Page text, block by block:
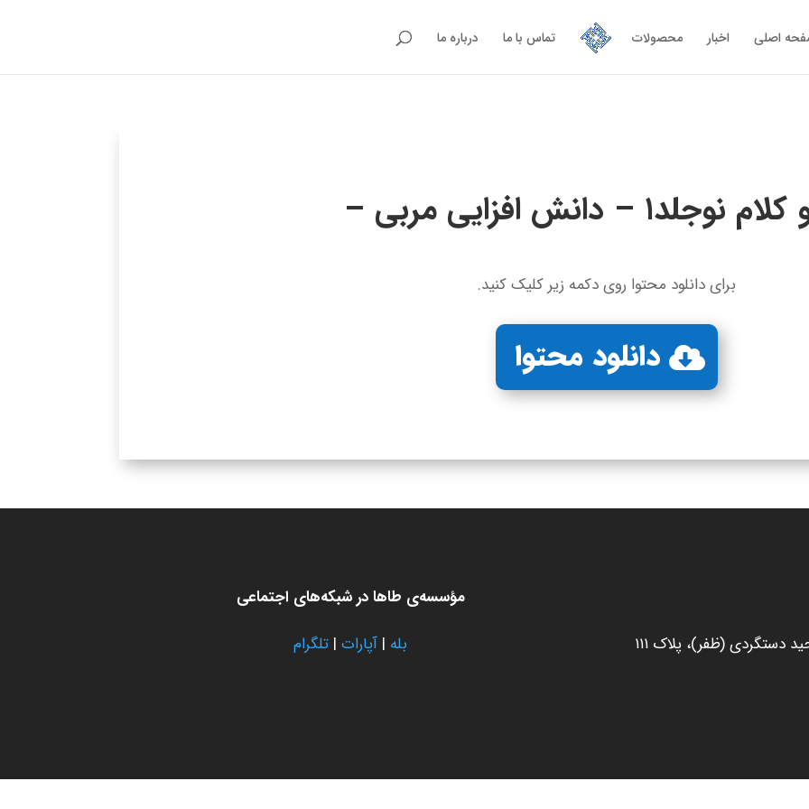
اصلی اخبار محصولات تماس با ما درباره ما
– دانش‌ افزایی مربی –
برای دانلود محتوا روی دکمه زیر کلیک کنید.
دانلود محتوا
دستگردی (ظفر)، پلاک ۱۱۱
مؤسسه‌ی طاها در شبکه‌های اجتماعی
بله | آپارات| تلگرام